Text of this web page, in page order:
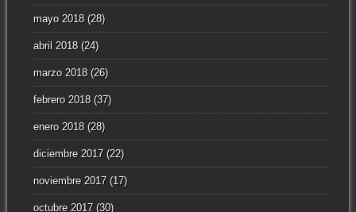
mayo 2018(28)
abril 2018(24)
marzo 2018(26)
febrero 2018(37)
enero 2018(28)
diciembre 2017(22)
noviembre 2017(17)
octubre 2017(30)